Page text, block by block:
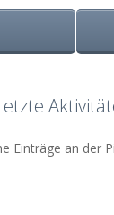
Einträge an der